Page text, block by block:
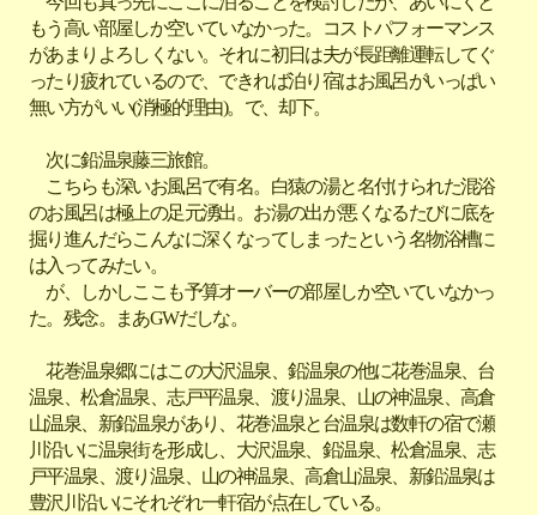
もう高い部屋しか空いていなかった。コストパフォーマンス
があまりよろしくない。それに初日は夫が長距離運転してぐ
ったり疲れているので、できれば泊り宿はお風呂がいっぱい
無い方がいい(消極的理由)。で、却下。
次に鉛温泉藤三旅館。
こちらも深いお風呂で有名。白猿の湯と名付けられた混浴
のお風呂は極上の足元湧出。お湯の出が悪くなるたびに底を
掘り進んだらこんなに深くなってしまったという名物浴槽に
は入ってみたい。
が、しかしここも予算オーバーの部屋しか空いていなかっ
た。残念。まあGWだしな。
花巻温泉郷にはこの大沢温泉、鉛温泉の他に花巻温泉、台
温泉、松倉温泉、志戸平温泉、渡り温泉、山の神温泉、高倉
山温泉、新鉛温泉があり、花巻温泉と台温泉は数軒の宿で瀬
川沿いに温泉街を形成し、大沢温泉、鉛温泉、松倉温泉、志
戸平温泉、渡り温泉、山の神温泉、高倉山温泉、新鉛温泉は
豊沢川沿いにそれぞれ一軒宿が点在している。